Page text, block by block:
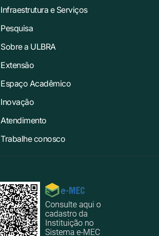
Infraestrutura e Serviços
Pesquisa
Sobre a ULBRA
Extensão
Espaço Acadêmico
Inovação
Atendimento
Trabalhe conosco